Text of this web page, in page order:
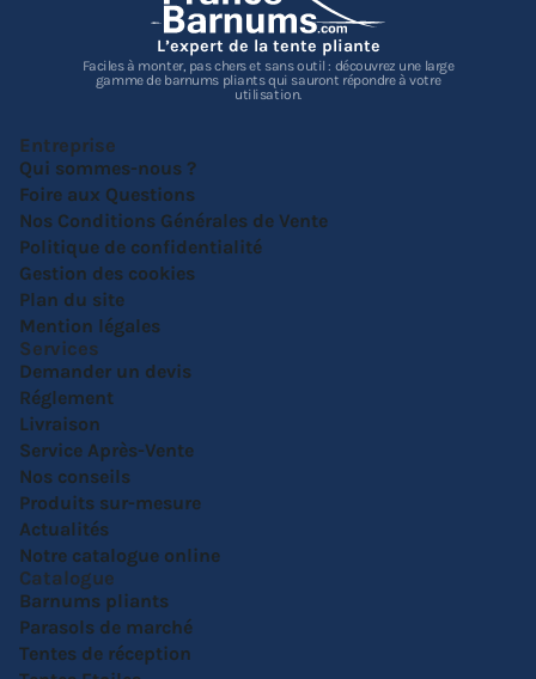
L’expert de la tente pliante
Faciles à monter, pas chers et sans outil : découvrez une large
gamme de barnums pliants qui sauront répondre à votre
utilisation.
Entreprise
Qui sommes-nous ?
Foire aux Questions
Nos Conditions Générales de Vente
Politique de confidentialité
Gestion des cookies
Plan du site
Mention légales
Services
Demander un devis
Réglement
Livraison
Service Après-Vente
Nos conseils
Produits sur-mesure
Actualités
Notre catalogue online
Catalogue
Barnums pliants
Parasols de marché
Tentes de réception